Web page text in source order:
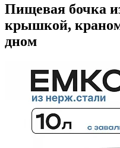
Пищевая бочка
крышкой,
дном